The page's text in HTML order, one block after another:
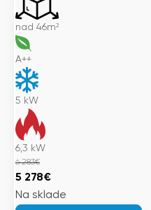
nad 46m²
A++
5 kW
6,3 kW
6 283€
Pôvodná
cena
5 278€Aktuálna
cena
Na sklade